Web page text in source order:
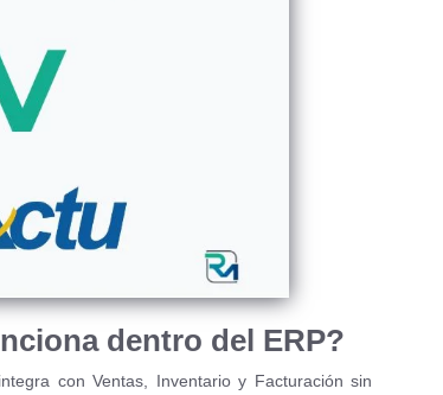
dentro del ERP?
con Ventas, Inventario y Facturación sin